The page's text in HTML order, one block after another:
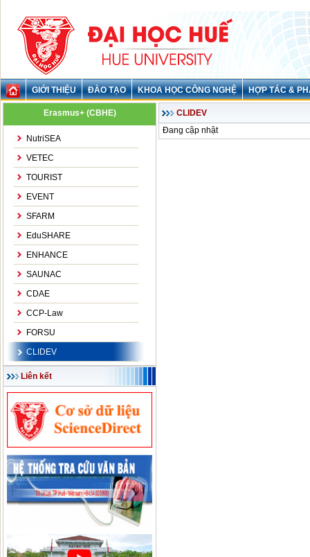
GIỚI THIỆU ĐÀO TẠO KHOA HỌC CÔNG NGHỆ HỢP TÁC &
Erasmus+ (CBHE)
NutriSEA
VETEC
TOURIST
EVENT
SFARM
EduSHARE
ENHANCE
SAUNAC
CDAE
CCP-Law
FORSU
CLIDEV
Liên kết
CLIDEV
Đang cập nhật